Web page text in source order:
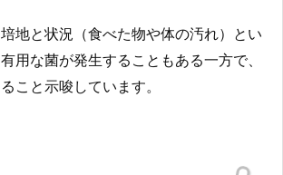
地と状況（食べた物や体の汚れ）とい
用な菌が発生することもある一方で、
こと示唆しています。